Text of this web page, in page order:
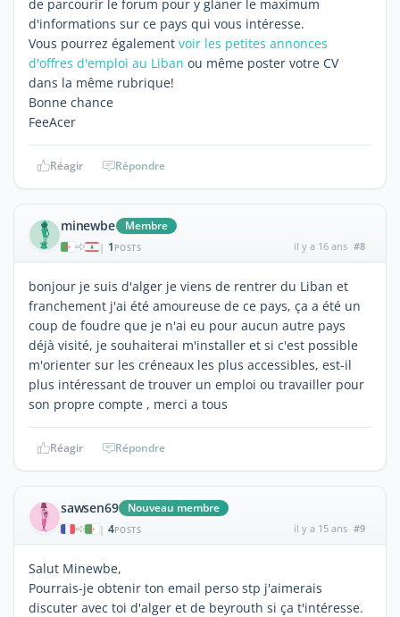
de parcourir le forum pour y glaner le maximum
d'informations sur ce pays qui vous intéresse.
Vous pourrez également voir les petites annonces
d'offres d'emploi au Liban ou même poster votre CV
dans la même rubrique!
Bonne chance
FeeAcer
Réagir Répondre
minewbe Membre
| 1 POSTS il y a 16 ans #8
bonjour je suis d'alger je viens de rentrer du Liban et
franchement j'ai été amoureuse de ce pays, ça a été un
coup de foudre que je n'ai eu pour aucun autre pays
déjà visité, je souhaiterai m'installer et si c'est possible
m'orienter sur les créneaux les plus accessibles, est-il
plus intéressant de trouver un emploi ou travailler pour
son propre compte , merci a tous
Réagir Répondre
sawsen69 Nouveau membre
| 4POSTS il y a 15 ans #9
Salut Minewbe,
Pourrais-je obtenir ton email perso stp j'aimerais
discuter avec toi d'alger et de beyrouth si ça t'intéresse.